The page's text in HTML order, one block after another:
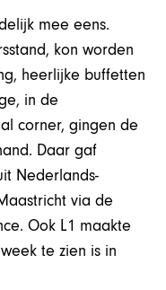
mee eens.
kon worden
heerlijke buffetten
in de
corner, gingen de
Daar gaf
Nederlands-
via de
Ook L1 maakte
te zien is in